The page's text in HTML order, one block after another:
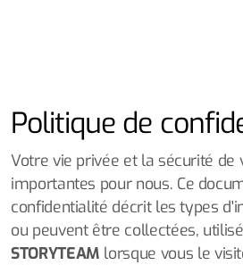
Politique de
Votre vie privée et la sécurité de
importantes pour nous. Ce
confidentialité décrit les types
ou peuvent être collectées,
STORYTEAM lorsque vous le